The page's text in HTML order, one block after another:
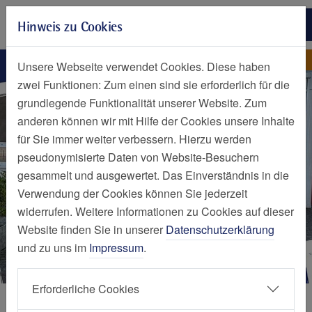
Zur Hauptnavigation springen
Zum Seiteninhalt springen
Zum Seitenende springen
Nachrichten Detailseite
Nachricht
Hinweis zu Cookies
Unsere Webseite verwendet Cookies. Diese haben
zwei Funktionen: Zum einen sind sie erforderlich für die
grundlegende Funktionalität unserer Website. Zum
anderen können wir mit Hilfe der Cookies unsere Inhalte
für Sie immer weiter verbessern. Hierzu werden
pseudonymisierte Daten von Website-Besuchern
gesammelt und ausgewertet. Das Einverständnis in die
Verwendung der Cookies können Sie jederzeit
widerrufen. Weitere Informationen zu Cookies auf dieser
Website finden Sie in unserer Datenschutzerklärung
und zu uns im Impressum.
Erforderliche Cookies